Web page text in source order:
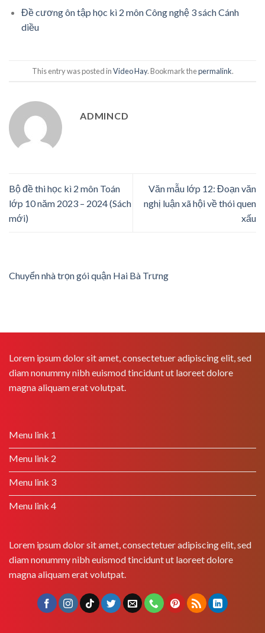
Đề cương ôn tập học kì 2 môn Công nghệ 3 sách Cánh
diều
This entry was posted inVideo Hay. Bookmark thepermalink.
ADMINCD
Bộ đề thi học kì 2 môn Toán
lớp 10 năm 2023 – 2024 (Sách
mới)
Văn mẫu lớp 12: Đoạn văn
nghị luận xã hội về thói quen
xấu
Chuyển nhà trọn gói quận Hai Bà Trưng
Lorem ipsum dolor sit amet, consectetuer adipiscing elit, sed
diam nonummy nibh euismod tincidunt ut laoreet dolore
magna aliquam erat volutpat.
Menu link 1
Menu link 2
Menu link 3
Menu link 4
Lorem ipsum dolor sit amet, consectetuer adipiscing elit, sed
diam nonummy nibh euismod tincidunt ut laoreet dolore
magna aliquam erat volutpat.